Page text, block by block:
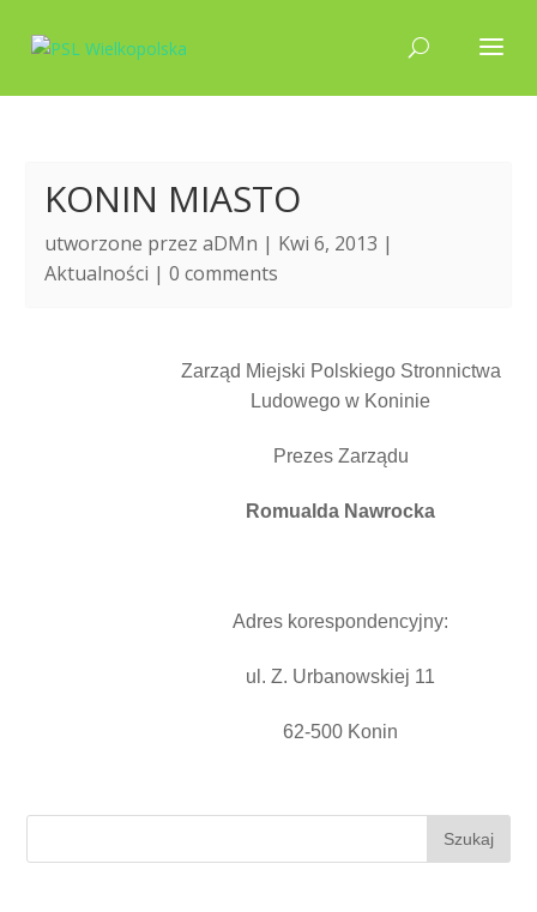
KONIN MIASTO
utworzone przezaDMn | Kwi 6, 2013 |
Aktualności |0 comments
Zarząd Miejski Polskiego Stronnictwa
Ludowego w Koninie
Prezes Zarządu
Romualda Nawrocka
Adres korespondencyjny:
ul. Z. Urbanowskiej 11
62-500 Konin